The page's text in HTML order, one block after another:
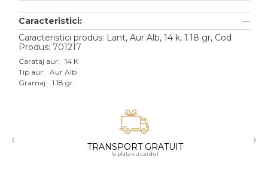
Aur alb
Aur roz
Aur mixt
18K
Caracteristici:
Caracteristici produs: Lant, Aur Alb, 14 k, 1.18 gr, Cod
Produs: 701217
Carataj aur: 14 K
Tip aur: Aur Alb
Gramaj: 1.18 gr
‹ TRANSPORT GRATUIT
la plata cu cardul
›